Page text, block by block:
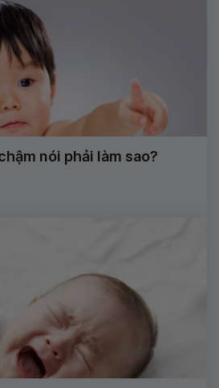
nói phải làm sao?